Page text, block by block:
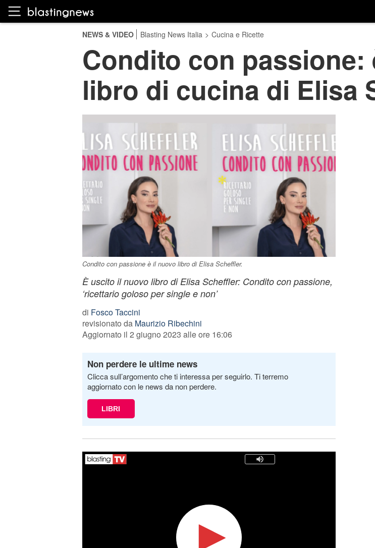
NEWS & VIDEO Blasting News Italia > Cucina e Ricette
​Condito con
libro di cucina di Elisa
Condito con passione è il nuovo libro di Elisa Scheffler.
È uscito il nuovo libro di Elisa Scheffler: Condito con passione,
‘ricettario goloso per single e non’
di Fosco Taccini
revisionato da Maurizio Ribechini
Aggiornato il 2 giugno 2023 alle ore 16:06
Non perdere le ultime news
Clicca sull’argomento che ti interessa per seguirlo. Ti terremo
aggiornato con le news da non perdere.
LIBRI